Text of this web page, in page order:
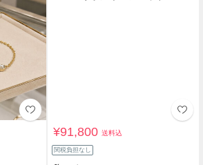
¥91,800送料込
関税負担なし